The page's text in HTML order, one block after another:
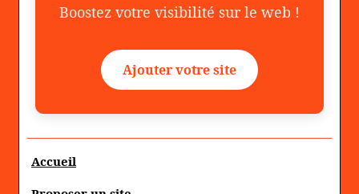
Boostez votre visibilité sur le web !
Ajouter votre site
Accueil